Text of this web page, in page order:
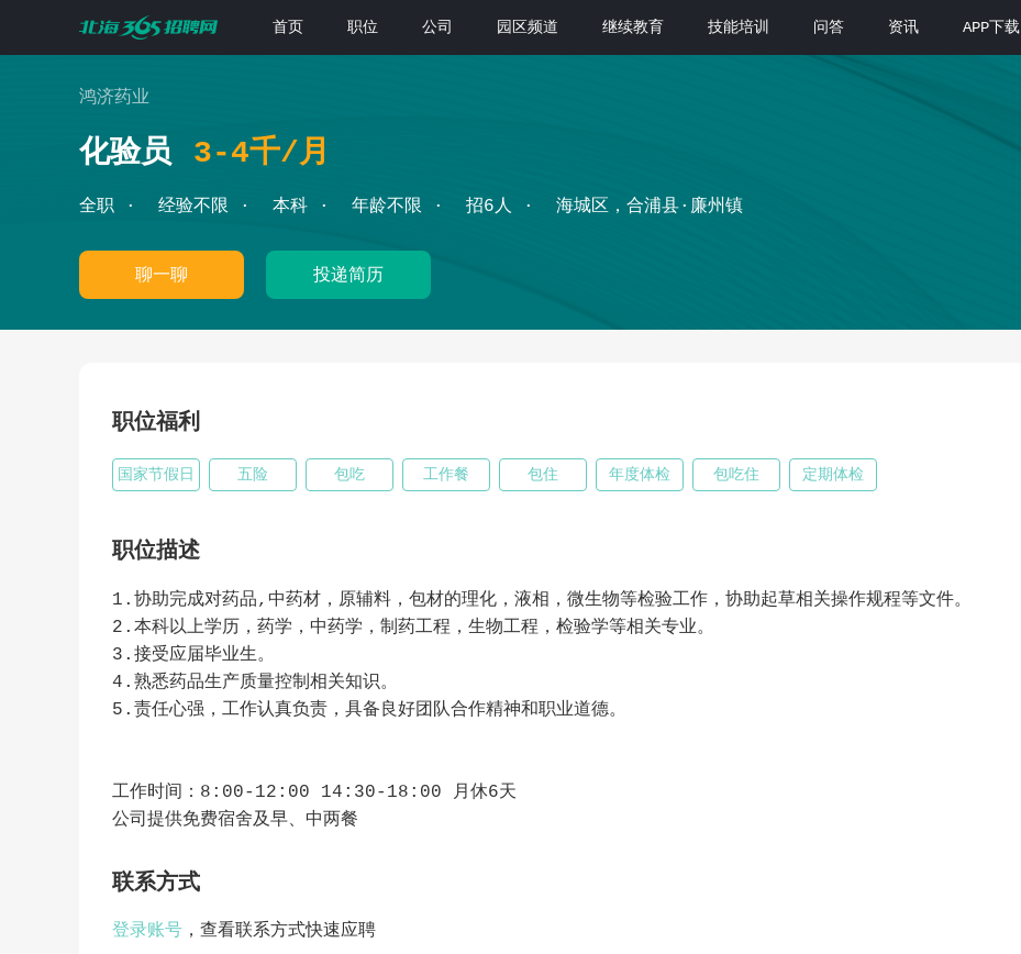
首页 职位 公司 园区频道 继续教育 技能培训 问答 资讯 APP下载
鸿济药业
化验员 3-4千/月
全职 经验不限 本科 年龄不限 招6人 海城区，合浦县·廉州镇
聊一聊 投递简历
职位福利
国家节假日 五险 包吃 工作餐 包住 年度体检 包吃住 定期体检
职位描述
1.协助完成对药品,中药材，原辅料，包材的理化，液相，微生物等检验工作，协助起草相关操作规程等文件。
2.本科以上学历，药学，中药学，制药工程，生物工程，检验学等相关专业。
3.接受应届毕业生。
4.熟悉药品生产质量控制相关知识。
5.责任心强，工作认真负责，具备良好团队合作精神和职业道德。
工作时间：8:00-12:00 14:30-18:00 月休6天
公司提供免费宿舍及早、中两餐
联系方式
登录账号 ，查看联系方式快速应聘